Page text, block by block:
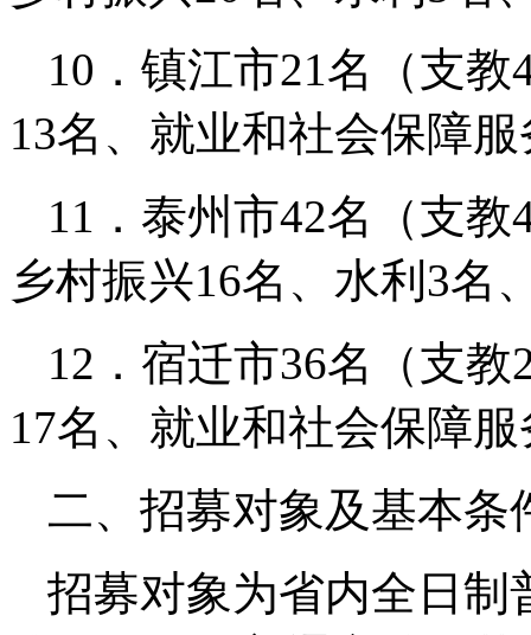
10．镇江市21名（支
13名、就业和社会保障
11．泰州市42名（支
乡村振兴16名、水利3名
12．宿迁市36名（支
17名、就业和社会保障
二、招募对象及基本条
招募对象为省内全日制